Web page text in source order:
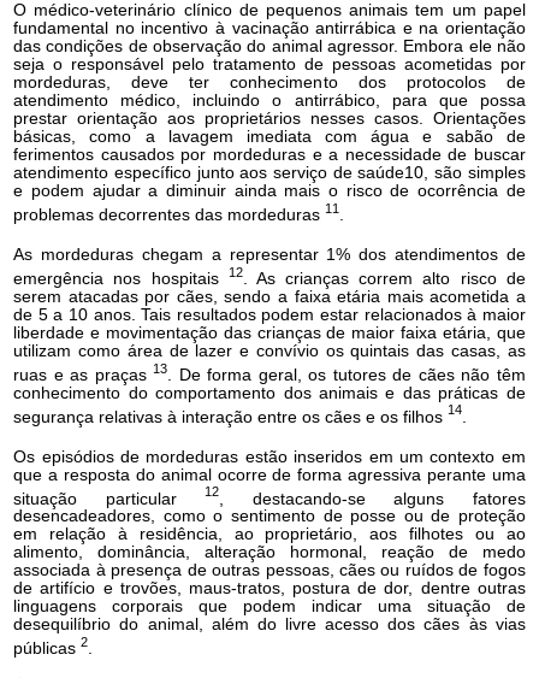
O médico-veterinário clínico de pequenos animais tem um papel
fundamental no incentivo à vacinação antirrábica e na orientação
das condições de observação do animal agressor. Embora ele não
seja o responsável pelo tratamento de pessoas acometidas por
mordeduras, deve ter conhecimento dos protocolos de
atendimento médico, incluindo o antirrábico, para que possa
prestar orientação aos proprietários nesses casos. Orientações
básicas, como a lavagem imediata com água e sabão de
ferimentos causados por mordeduras e a necessidade de buscar
atendimento específico junto aos serviço de saúde10, são simples
e podem ajudar a diminuir ainda mais o risco de ocorrência de
problemas decorrentes das mordeduras11.
As mordeduras chegam a representar 1% dos atendimentos de
emergência nos hospitais
12. As crianças correm alto risco de
serem atacadas por cães, sendo a faixa etária mais acometida a
de 5 a 10 anos. Tais resultados podem estar relacionados à maior
liberdade e movimentação das crianças de maior faixa etária, que
utilizam como área de lazer e convívio os quintais das casas, as
ruas e as praças13
. De forma geral, os tutores de cães não têm
conhecimento do comportamento dos animais e das práticas de
segurança relativas à interação entre os cães e os filhos14
Os episódios de mordeduras estão inseridos em um contexto em
que a resposta do animal ocorre de forma agressiva perante uma
situação particular12
, destacando-se alguns fatores
desencadeadores, como o sentimento de posse ou de proteção
em relação à residência, ao proprietário, aos filhotes ou ao
alimento, dominância, alteração hormonal, reação de medo
associada à presença de outras pessoas, cães ou ruídos de fogos
de artifício e trovões, maus-tratos, postura de dor, dentre outras
linguagens corporais que podem indicar uma situação de
desequilíbrio do animal, além do livre acesso dos cães às vias
públicas2